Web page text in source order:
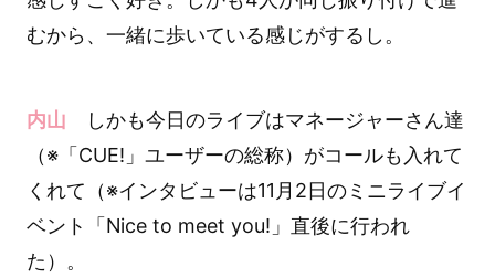
むから、一緒に歩いている感じがするし。
内山 しかも今日のライブはマネージャーさん達
（※「CUE!」ユーザーの総称）がコールも入れて
くれて（※インタビューは11月2日のミニライブイ
ベント「Nice to meet you!」直後に行われ
た）。